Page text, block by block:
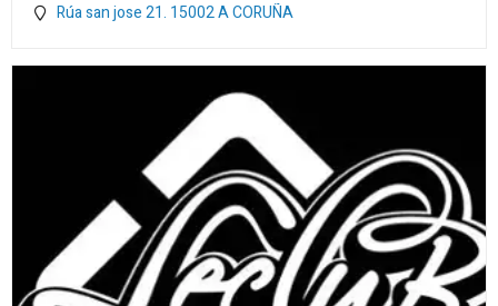
Rúa san jose 21. 15002A CORUÑA